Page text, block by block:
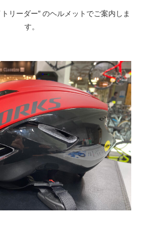
リーダー” のヘルメットでご案内しま
す。